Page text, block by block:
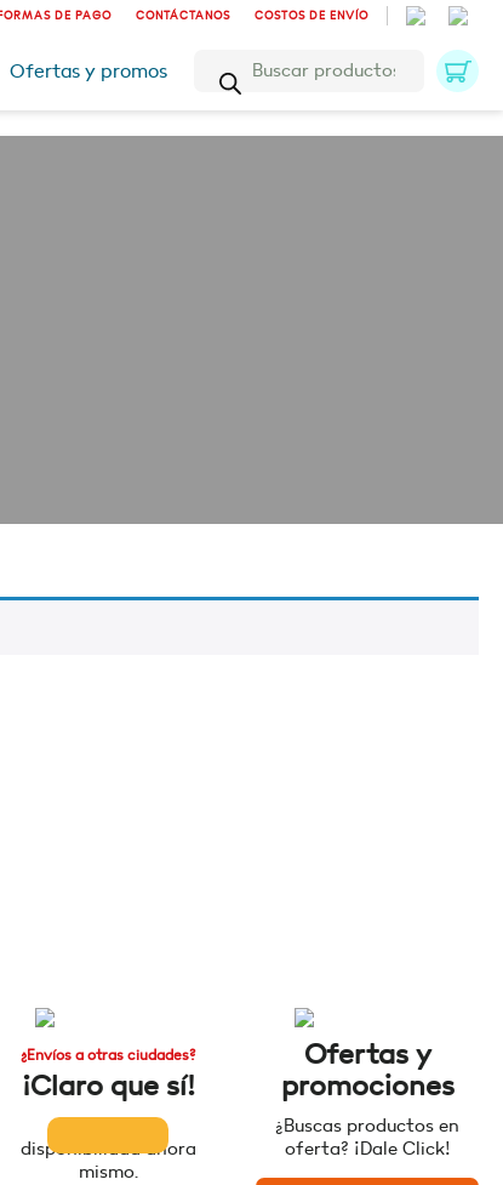
DE PAGO CONTÁCTANOS COSTOS DE ENVÍO
Ofertas y promos
Búsqueda
productos
¿Envíos a otras ciudades?
¡Claro que sí!
disponibilidad ahora
mismo.
Ofertas y
promociones
¿Buscas productos en
oferta? ¡Dale Click!